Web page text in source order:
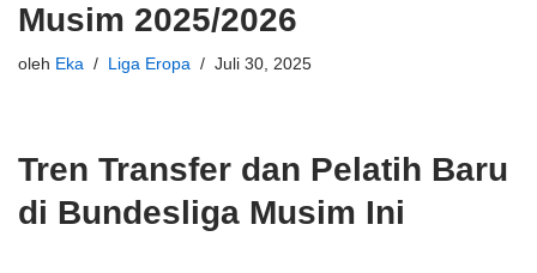
Musim 2025/2026
oleh Eka Liga Eropa Juli 30, 2025
Tren Transfer dan Pelatih Baru
di Bundesliga Musim Ini